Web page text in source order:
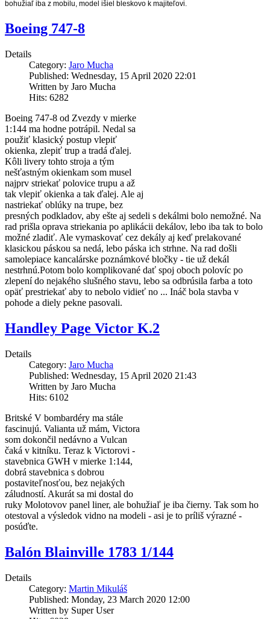
bohužiaľ iba z mobilu, model išiel bleskovo k majiteľovi.
Boeing 747-8
Details
Category: Jaro Mucha
Published: Wednesday, 15 April 2020 22:01
Written by Jaro Mucha
Hits: 6282
Boeing 747-8 od Zvezdy v mierke
1:144 ma hodne potrápil. Nedal sa
použiť klasický postup vlepiť
okienka, zlepiť trup a tradá ďalej.
Kôli livery tohto stroja a tým
nešťastným okienkam som musel
najprv striekať polovice trupu a až
tak vlepiť okienka a tak ďalej. Ale aj
nastriekať oblúky na trupe, bez
presných podkladov, aby ešte aj sedeli s dekálmi bolo nemožné. Na
rad prišla oprava striekania po aplikácii dekálov, lebo iba tak to bolo
možné zladiť. Ale vymaskovať cez dekály aj keď prelakované
klasickou páskou sa nedá, lebo páska ich strhne. Na rad došli
samolepiace kancalárske poznámkové bločky - tie už dekál
nestrhnú.Potom bolo komplikované dať spoj oboch polovíc po
zlepení do nejakého slušného stavu, lebo sa odbrúsila farba a toto
opäť prestriekať aby to nebolo vidieť no ... Ináč bola stavba v
pohode a diely pekne pasovali.
Handley Page Victor K.2
Details
Category: Jaro Mucha
Published: Wednesday, 15 April 2020 21:43
Written by Jaro Mucha
Hits: 6102
Britské V bombardéry ma stále
fascinujú. Valianta už mám, Victora
som dokončil nedávno a Vulcan
čaká v kitníku. Teraz k Victorovi -
stavebnica GWH v mierke 1:144,
dobrá stavebnica s dobrou
postaviteľnosťou, bez nejakých
záludností. Akurát sa mi dostal do
ruky Molotovov panel liner, ale bohužiaľ je iba čierny. Tak som ho
otestoval a výsledok vidno na modeli - asi je to príliš výrazné -
posúďte.
Balón Blainville 1783 1/144
Details
Category: Martin Mikuláš
Published: Monday, 23 March 2020 12:00
Written by Super User